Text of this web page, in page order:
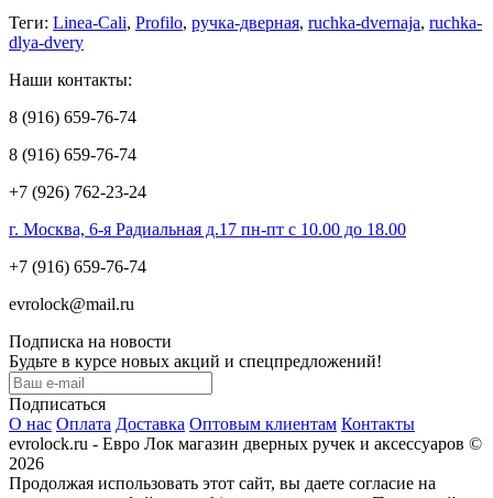
Теги: Linea-Cali, Profilo, ручка-дверная, ruchka-dvernaja, ruchka-
dlya-dvery
Наши контакты:
8 (916) 659-76-74
8 (916) 659-76-74
+7 (926) 762-23-24
г. Москва, 6-я Радиальная д.17 пн-пт с 10.00 до 18.00
+7 (916) 659-76-74
evrolock@mail.ru
Подписка на новости
Будьте в курсе новых акций и спецпредложений!
Подписаться
О нас Оплата Доставка Оптовым клиентам Контакты
evrolock.ru - Евро Лок магазин дверных ручек и аксессуаров ©
2026
Продолжая использовать этот сайт, вы даете согласие на